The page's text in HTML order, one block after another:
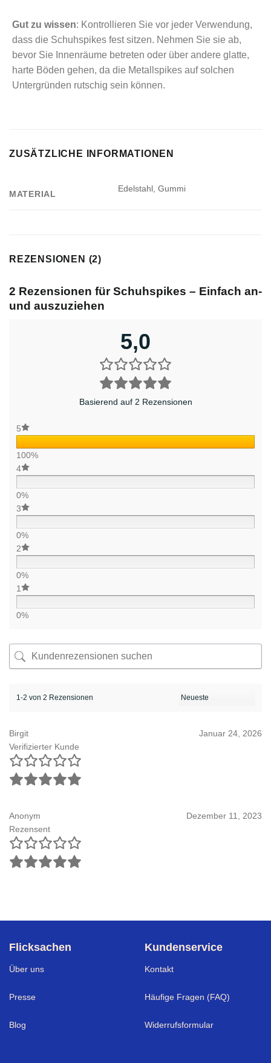
Gut zu wissen: Kontrollieren Sie vor jeder Verwendung,
dass die Schuhspikes fest sitzen. Nehmen Sie sie ab,
bevor Sie Innenräume betreten oder über andere glatte,
harte Böden gehen, da die Metallspikes auf solchen
Untergründen rutschig sein können.
ZUSÄTZLICHE INFORMATIONEN
MATERIAL
Edelstahl, Gummi
REZENSIONEN (2)
2 Rezensionen fürSchuhspikes – Einfach an-
und auszuziehen
5,0
Basierend auf 2 Rezensionen
5
100%
4
0%
3
0%
2
0%
1
0%
1-2 von 2 Rezensionen
Birgit
Verifizierter Kunde
Januar 24, 2026
Anonym
Rezensent
Dezember 11, 2023
Flicksachen
Über uns
Presse
Blog
Kundenservice
Kontakt
Häufige Fragen (FAQ)
Widerrufsformular